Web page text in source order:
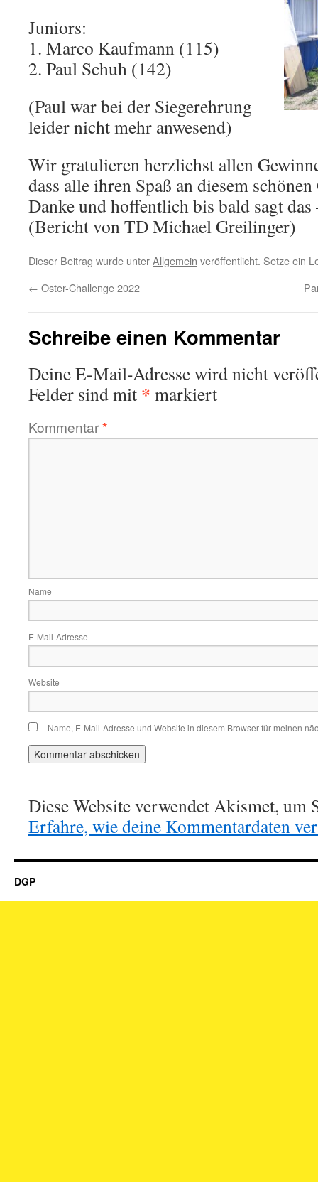
Juniors:
1. Marco Kaufmann (115)
2. Paul Schuh (142)
(Paul war bei der Siegerehrung
leider nicht mehr anwesend)
Wir gratulieren herzlichst allen
dass alle ihren Spaß an diesem
Danke und hoffentlich bis bald sagt das
(Bericht von TD Michael Greilinger)
Dieser Beitrag wurde unterAllgemein veröffentlicht. Setze ein
← Oster-Challenge 2022
Schreibe einen Kommentar
Deine E-Mail-Adresse wird nicht
Felder sind mit * markiert
Kommentar*
Name
E-Mail-Adresse
Website
Name, E-Mail-Adresse und Website in diesem Browser für meinen
Diese Website verwendet Akismet, um
Erfahre, wie deine Kommentardaten
DGP